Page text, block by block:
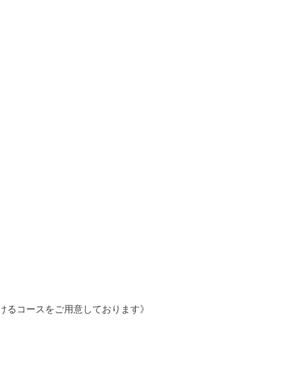
コースをご用意しております》